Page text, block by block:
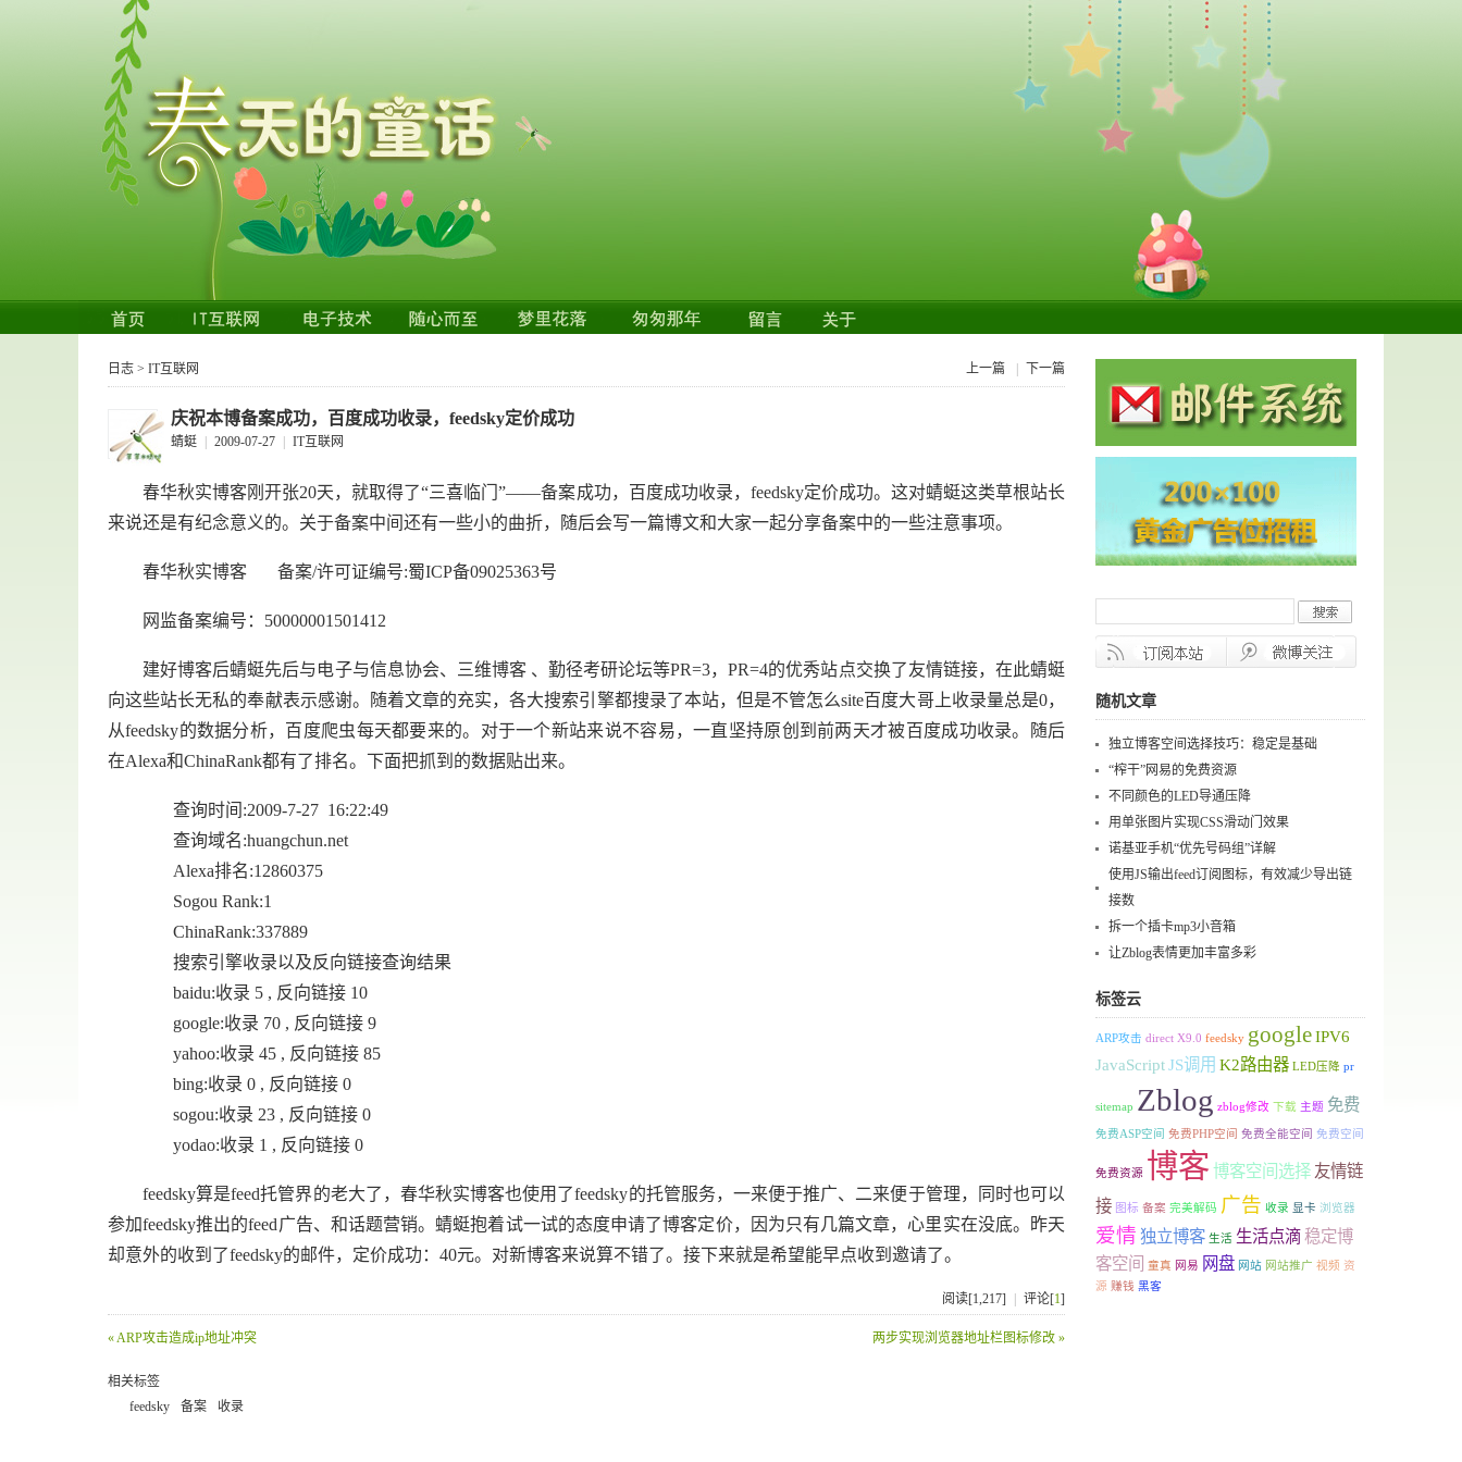
日志 > IT互联网 上一篇 下一篇
庆祝本博备案成功，百度成功收录，feedsky定价成功
蜻蜓 2009-07-27 IT互联网
春华秋实博客刚开张20天，就取得了“三喜临门”——备案成功，百度成功收录，feedsky定价成功。这对蜻蜓这类草根站长
来说还是有纪念意义的。关于备案中间还有一些小的曲折，随后会写一篇博文和大家一起分享备案中的一些注意事项。
春华秋实博客 备案/许可证编号:蜀ICP备09025363号
网监备案编号：50000001501412
建好博客后蜻蜓先后与电子与信息协会、三维博客 、勤径考研论坛等PR=3，PR=4的优秀站点交换了友情链接，在此蜻蜓
向这些站长无私的奉献表示感谢。随着文章的充实，各大搜索引擎都搜录了本站，但是不管怎么site百度大哥上收录量总是0，
从feedsky的数据分析，百度爬虫每天都要来的。对于一个新站来说不容易，一直坚持原创到前两天才被百度成功收录。随后
在Alexa和ChinaRank都有了排名。下面把抓到的数据贴出来。
查询时间:2009-7-27 16:22:49
查询域名:huangchun.net
Alexa排名:12860375
Sogou Rank:1
ChinaRank:337889
搜索引擎收录以及反向链接查询结果
baidu:收录 5 , 反向链接 10
google:收录 70 , 反向链接 9
yahoo:收录 45 , 反向链接 85
bing:收录 0 , 反向链接 0
sogou:收录 23 , 反向链接 0
yodao:收录 1 , 反向链接 0
feedsky算是feed托管界的老大了，春华秋实博客也使用了feedsky的托管服务，一来便于推广、二来便于管理，同时也可以
参加feedsky推出的feed广告、和话题营销。蜻蜓抱着试一试的态度申请了博客定价，因为只有几篇文章，心里实在没底。昨天
却意外的收到了feedsky的邮件，定价成功：40元。对新博客来说算不错了。接下来就是希望能早点收到邀请了。
阅读[1,217] 评论[1]
« ARP攻击造成ip地址冲突 两步实现浏览器地址栏图标修改 »
相关标签
feedsky
备案 收录
随机文章
独立博客空间选择技巧：稳定是基础
“榨干”网易的免费资源
不同颜色的LED导通压降
用单张图片实现CSS滑动门效果
诺基亚手机“优先号码组”详解
使用JS输出feed订阅图标，有效减少导出链
接数
拆一个插卡mp3小音箱
让Zblog表情更加丰富多彩
标签云
ARP攻击 direct X9.0 feedsky googleIPV6
JavaScriptJS调用 K2路由器 LED压降 pr
sitemap Zblog zblog修改 下载 主题 免费
免费ASP空间 免费PHP空间 免费全能空间 免费空间
免费资源 博客 博客空间选择 友情链
接 图标 备案 完美解码 广告 收录 显卡 浏览器
爱情 独立博客 生活 生活点滴稳定博
客空间
童真 网易 网盘 网站 网站推广 视频 资
源 赚钱 黑客